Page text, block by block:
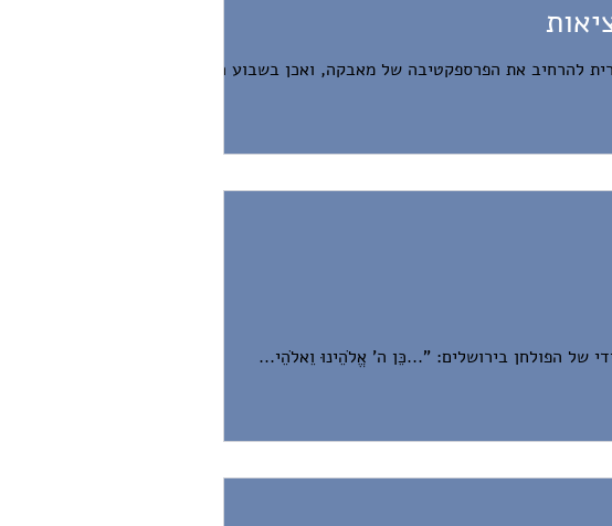
להרחיב את הפרספקטיבה של מאבקה, ואכן בשבוע האחרון
הפולחן בירושלים: "...כֵּן ה' אֱלֹהֵינוּ וֵאלֹהֵי...